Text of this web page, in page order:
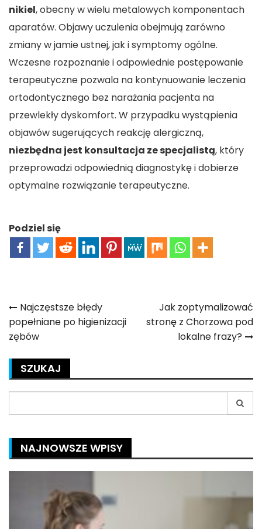
nikiel, obecny w wielu metalowych komponentach
aparatów. Objawy uczulenia obejmują zarówno
zmiany w jamie ustnej, jak i symptomy ogólne.
Wczesne rozpoznanie i odpowiednie postępowanie
terapeutyczne pozwala na kontynuowanie leczenia
ortodontycznego bez narażania pacjenta na
przewlekły dyskomfort. W przypadku wystąpienia
objawów sugerujących reakcję alergiczną,
niezbędna jest konsultacja ze specjalistą, który
przeprowadzi odpowiednią diagnostykę i dobierze
optymalne rozwiązanie terapeutyczne.
Podziel się
Nawigacja
wpisu
Najczęstsze błędy
popełniane po higienizacji
zębów
Jak zoptymalizować
stronę z Chorzowa pod
lokalne frazy?
SZUKAJ
for:
NAJNOWSZE WPISY